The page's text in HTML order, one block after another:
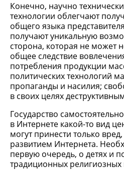
Конечно, научно
технологии облегчают
общего языка
получают уникальную
сторона, которая не может
общее следствие
потребления продукции
политических технологий
пропаганды и насилия;
в своих целях
Государство
в Интернете какой-то вид
могут принести только
развитием Интернета.
первую очередь, о детях и
традиционных религиозных